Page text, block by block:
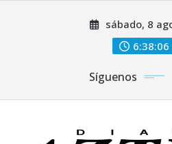
sábado, 8
6:38:07
Síguenos